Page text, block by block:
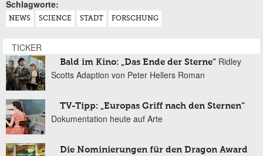
Schlagworte:
NEWS SCIENCE STADT FORSCHUNG
TICKER
Bald im Kino: „Das Ende der Sterne“ Ridley
Scotts Adaption von Peter Hellers Roman
TV-Tipp: „Europas Griff nach den Sternen“
Dokumentation heute auf Arte
Die Nominierungen für den Dragon Award